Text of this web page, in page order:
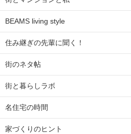
BEAMS living style
住み継ぎの先輩に聞く！
街のネタ帖
街と暮らしラボ
名住宅の時間
家づくりのヒント